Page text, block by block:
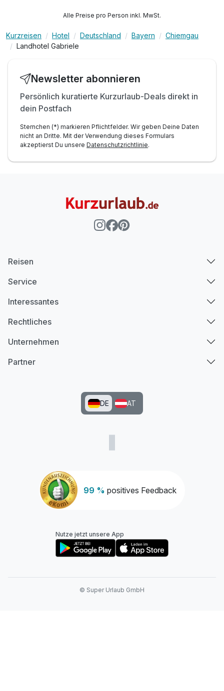
Alle Preise pro Person inkl. MwSt.
Kurzreisen Hotel Deutschland Bayern
Chiemgau
Landhotel Gabriele
Newsletter abonnieren
Persönlich kuratierte Kurzurlaub-Deals direkt in
dein Postfach
Sternchen (*) markieren Pflichtfelder. Wir geben Deine Daten
nicht an Dritte. Mit der Verwendung dieses Formulars
akzeptierst Du unsere Datenschutzrichtlinie.
99 % positives Feedback
Reisen
Service
Interessantes
Rechtliches
Unternehmen
Partner
DE AT
Nutze jetzt unsere App
© Super Urlaub GmbH